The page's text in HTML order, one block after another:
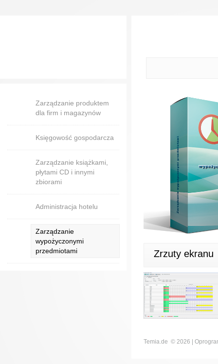
Zarządzanie produktem
dla firm i magazynów
Księgowość gospodarcza
Zarządzanie książkami,
płytami CD i innymi
zbiorami
Administracja hotelu
Zarządzanie
wypożyczonymi
przedmiotami
Zrzuty ekranu
Temia.de © 2026 |